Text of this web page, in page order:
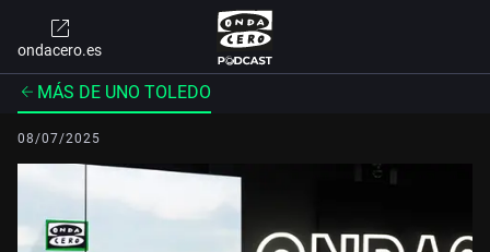
ondacero.es
MÁS DE UNO TOLEDO
08/07/2025